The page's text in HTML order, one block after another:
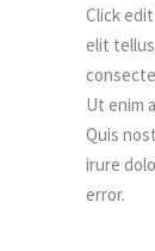
Click
elit
Ut enim
Quis
irure
error.